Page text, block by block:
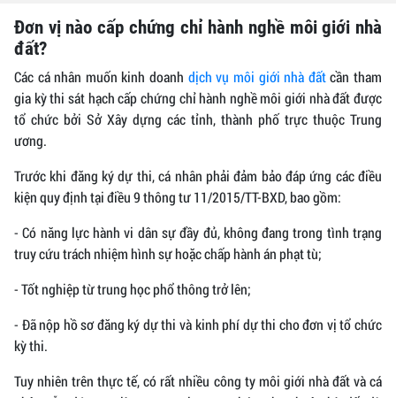
Đơn vị nào cấp chứng chỉ hành nghề môi giới nhà
đất?
Các cá nhân muốn kinh doanh dịch vụ môi giới nhà đấtcần tham
gia kỳ thi sát hạch cấp chứng chỉ hành nghề môi giới nhà đất được
tổ chức bởi Sở Xây dựng các tỉnh, thành phố trực thuộc Trung
ương.
Trước khi đăng ký dự thi, cá nhân phải đảm bảo đáp ứng các điều
kiện quy định tại điều 9 thông tư 11/2015/TT-BXD, bao gồm:
- Có năng lực hành vi dân sự đầy đủ, không đang trong tình trạng
truy cứu trách nhiệm hình sự hoặc chấp hành án phạt tù;
- Tốt nghiệp từ trung học phổ thông trở lên;
- Đã nộp hồ sơ đăng ký dự thi và kinh phí dự thi cho đơn vị tổ chức
kỳ thi.
Tuy nhiên trên thực tế, có rất nhiều công ty môi giới nhà đất và cá